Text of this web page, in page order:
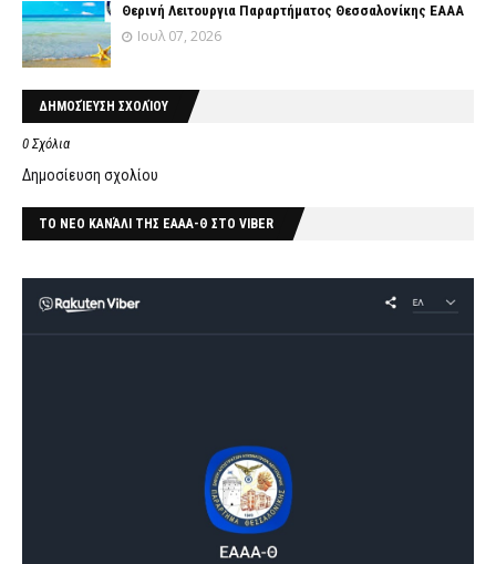
Θερινή Λειτουργια Παραρτήματος Θεσσαλονίκης ΕΑΑΑ
Ιουλ 07, 2026
ΔΗΜΟΣΊΕΥΣΗ ΣΧΟΛΊΟΥ
0 Σχόλια
Δημοσίευση σχολίου
ΤΟ ΝΕΟ ΚΑΝΆΛΙ ΤΗΣ ΕΑΑΑ-Θ ΣΤΟ VIBER